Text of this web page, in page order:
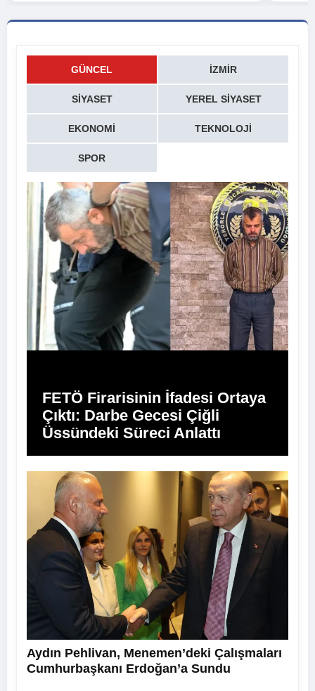
GÜNCEL İZMIR
SIYASET YEREL SIYASET
EKONOMI TEKNOLOJI
SPOR
FETÖ Firarisinin İfadesi Ortaya
Çıktı: Darbe Gecesi Çiğli
Üssündeki Süreci Anlattı
Aydın Pehlivan, Menemen’deki Çalışmaları
Cumhurbaşkanı Erdoğan’a Sundu